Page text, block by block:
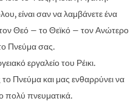
είναι σαν να λαμβάνετε ένα
τον Θεό – το Θεϊκό – τον Ανώτερο
Πνεύμα σας.
εργαλείο του Ρέικι.
Πνεύμα και μας ενθαρρύνει να
πολύ πνευματικά.